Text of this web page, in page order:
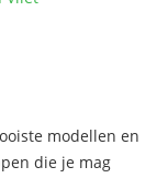
modellen en
die je mag